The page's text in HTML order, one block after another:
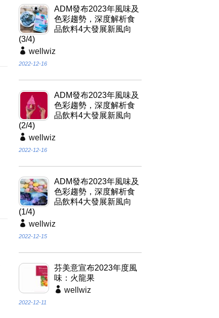
ADM發布2023年風味及
色彩趨勢，深度解析食
品飲料4大發展新風向
(3/4)
wellwiz
2022-12-16
ADM發布2023年風味及
色彩趨勢，深度解析食
品飲料4大發展新風向
(2/4)
wellwiz
2022-12-16
ADM發布2023年風味及
色彩趨勢，深度解析食
品飲料4大發展新風向
(1/4)
wellwiz
2022-12-15
芬美意宣布2023年度風
味：火龍果
wellwiz
2022-12-11